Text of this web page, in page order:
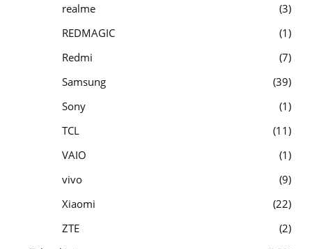
realme
3
REDMAGIC
1
Redmi
7
Samsung
39
Sony
1
TCL
11
VAIO
1
vivo
9
Xiaomi
22
ZTE
2